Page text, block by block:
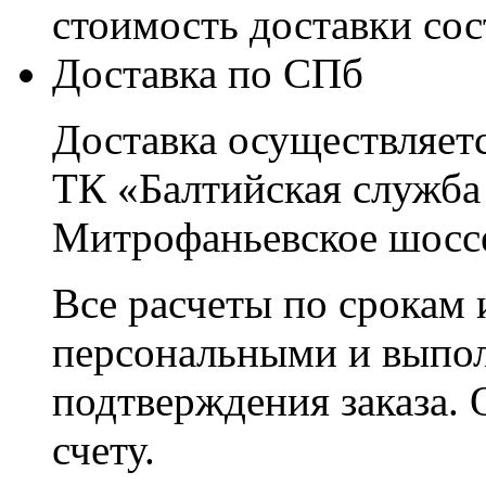
стоимость доставки
Доставка по СПб
Доставка
ТК «Балтийская
Митрофаньевское
Все расчеты по срокам
персональными и
подтверждения заказа.
счету.